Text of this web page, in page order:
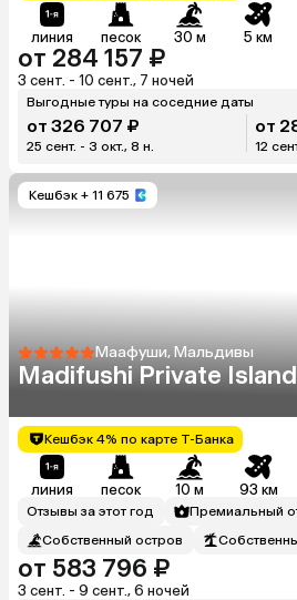
линия песок 30 м 5 км
от 284 157 ₽
3 сент. - 10 сент., 7 ночей
Выгодные туры на соседние даты
от 326 707 ₽
25 сент. - 3 окт., 8 н.
от
12
Кешбэк + 11 675
Маафуши, Мальдивы
Madifushi Private Island
Кешбэк 4% по карте Т-Банка
линия песок 10 м 93 км
Отзывы за этот год
Премиальный
Собственный остров
от 583 796 ₽
3 сент. - 9 сент., 6 ночей